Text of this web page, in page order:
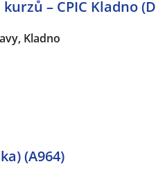
– CPIC Kladno
Kladno
(A964)